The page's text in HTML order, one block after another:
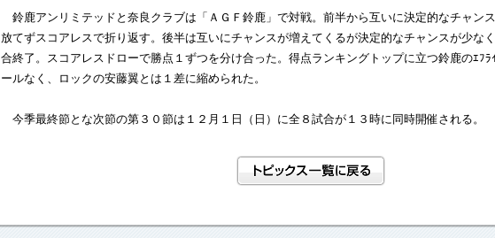
鈴鹿アンリミテッドと奈良クラブは「ＡＧＦ鈴鹿」で対戦。前半から互いに決定的なチャン
放てずスコアレスで折り返す。後半は互いにチャンスが増えてくるが決定的なチャンスが少な
合終了。スコアレスドローで勝点１ずつを分け合った。得点ランキングトップに立つ鈴鹿のｴﾌ
ールなく、ロックの安藤翼とは１差に縮められた。
今季最終節とな次節の第３０節は１２月１日（日）に全８試合が１３時に同時開催される。